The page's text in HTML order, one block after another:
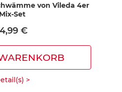
von Vileda 4er
Mix-Set
€
>